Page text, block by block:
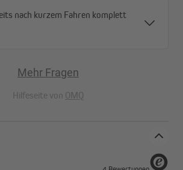
nach kurzem Fahren komplett
Mehr Fragen
Hilfeseite von OMQ